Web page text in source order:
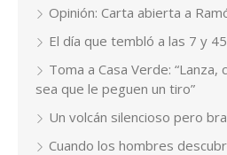
Opinión: Carta abierta a
El día que tembló a las 7 y 45
Toma a Casa Verde:
sea que le peguen un tiro”
Un volcán silencioso pero
Cuando los hombres